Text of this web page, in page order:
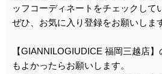
ッフコーディネートをチェックして
ぜひ、お気に入り登録をお願いしま
【GIANNILOGIUDICE 福岡三越店
もよかったらお願いします。